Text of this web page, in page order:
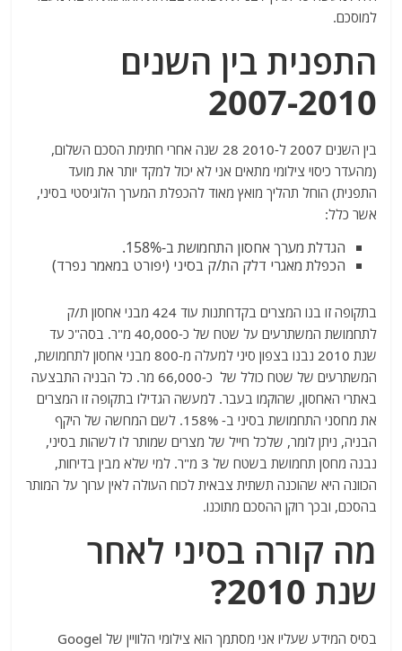
למוסכם.
התפנית בין השנים
2007-2010
בין השנים 2007 ל-2010 28 שנה אחרי חתימת הסכם השלום,
(מהעדר כיסוי צילומי מתאים אני לא יכול למקד יותר את מועד
התפנית) הוחל תהליך מואץ מאוד להכפלת המערך הלוגיסטי בסיני,
אשר כלל:
הגדלת מערך אחסון התחמושת ב-158%.
הכפלת מאגרי דלק הת/ק בסיני (יפורט במאמר נפרד)
בתקופה זו בנו המצרים בקדחתנות עוד 424 מבני אחסון ת/ק
לתחמושת המשתרעים על שטח של כ-40,000 מ"ר. בסה"כ עד
שנת 2010 נבנו בצפון סיני למעלה מ-800 מבני אחסון לתחמושת,
המשתרעים של שטח כולל של כ-66,000 מר. כל הבניה התבצעה
באתרי האחסון, שהוקמו בעבר. למעשה הגדילו בתקופה זו המצרים
את מחסני התחמושת בסיני ב- 158%. לשם המחשה של היקף
הבניה, ניתן לומר, שלכל חייל של מצרים שמותר לו לשהות בסיני,
נבנה מחסן תחמושת בשטח של 3 מ"ר. למי שלא מבין בדיחות,
הכוונה היא שהוכנה תשתית צבאית לכוח העולה לאין ערוך על המותר
בהסכם, ובכך רוקן ההסכם מתוכנו.
מה קורה בסיני לאחר
שנת 2010?
בסיס המידע שעליו אני מסתמך הוא צילומי הלוויין של Googel